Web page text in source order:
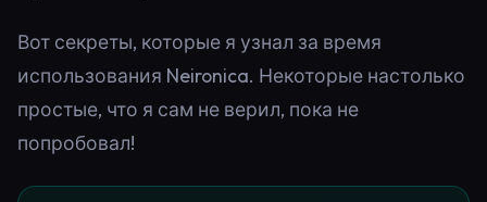
Вот секреты, которые я узнал за время
использования Neironica. Некоторые настолько
простые, что я сам не верил, пока не
попробовал!